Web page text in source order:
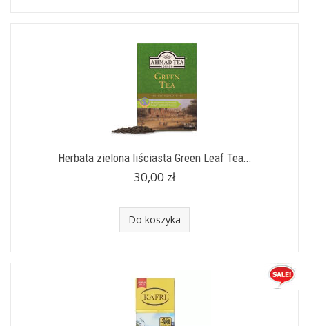
Herbata zielona liściasta Green Leaf Tea...
30,00 zł
Do koszyka